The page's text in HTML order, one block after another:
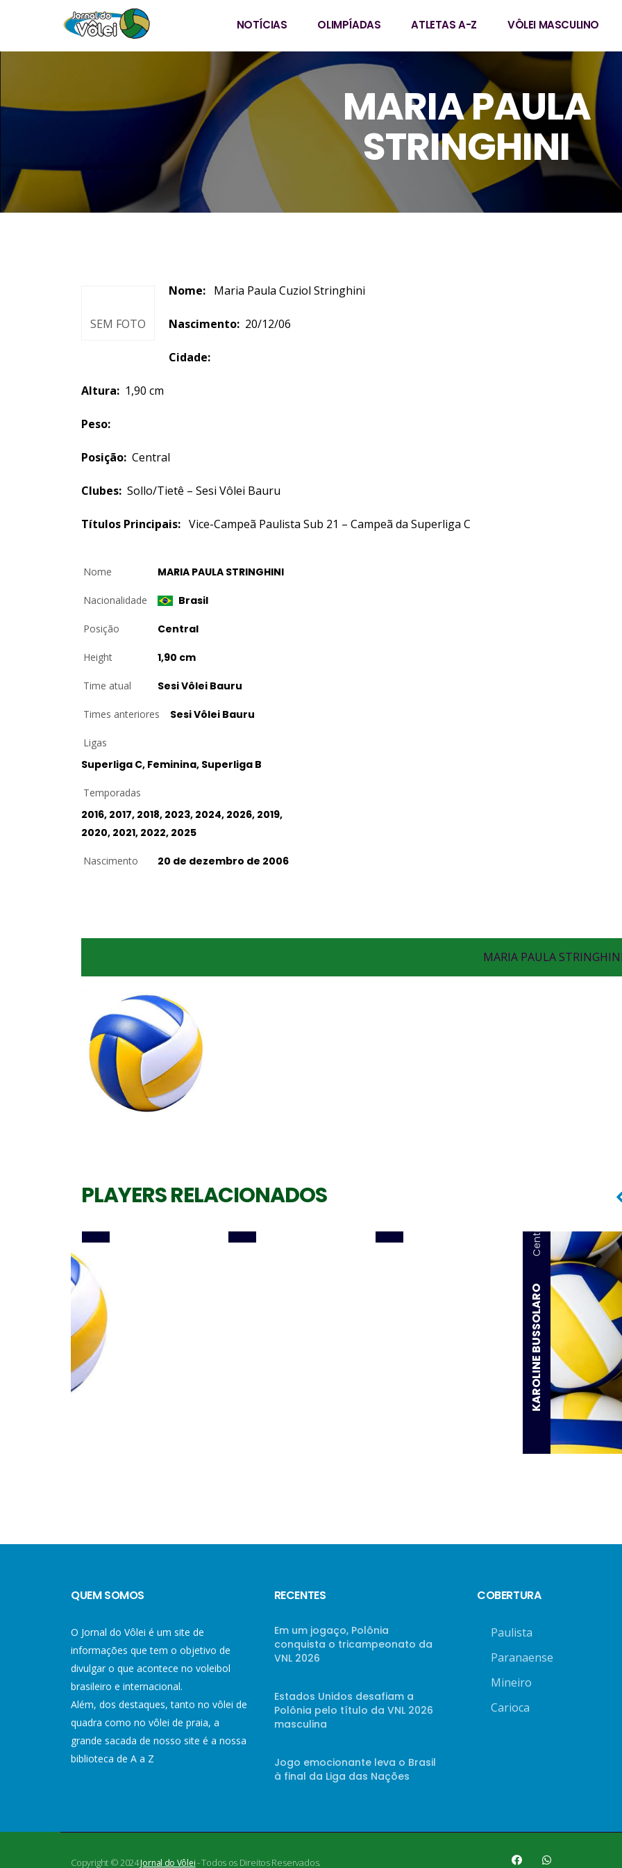
NOTÍCIAS OLIMPÍADAS ATLETAS A-Z VÔLEI MASCULINO
MARIA PAULA
STRINGHINI
SEM FOTO
Nome: Maria Paula Cuziol Stringhini
Nascimento: 20/12/06
Cidade:
Altura: 1,90 cm
Peso:
Posição: Central
Clubes: Sollo/Tietê – Sesi Vôlei Bauru
Títulos Principais: Vice-Campeã Paulista Sub 21 – Campeã da Superliga C
Nome MARIA PAULA STRINGHINI
Nacionalidade Brasil
Posição Central
Height 1,90 cm
Time atual Sesi Vôlei Bauru
Times anteriores Sesi Vôlei Bauru
Ligas
Superliga C, Feminina, Superliga B
Temporadas
2016, 2017, 2018, 2023, 2024, 2026, 2019,
2020, 2021, 2022, 2025
Nascimento 20 de dezembro de 2006
MARIA PAULA
PLAYERS RELACIONADOS
Central
KAROLINE BUSSOLARO
Central
QUEM SOMOS
O Jornal do Vôlei é um site de
informações que tem o objetivo de
divulgar o que acontece no voleibol
brasileiro e internacional.
Além, dos destaques, tanto no vôlei de
quadra como no vôlei de praia, a
grande sacada de nosso site é a nossa
biblioteca de A a Z
RECENTES
Em um jogaço, Polônia
conquista o tricampeonato da
VNL 2026
Estados Unidos desafiam a
Polônia pelo título da VNL 2026
masculina
Jogo emocionante leva o Brasil
à final da Liga das Nações
COBERTURA
Paulista
Paranaense
Mineiro
Carioca
Copyright © 2024Jornal do Vôlei- Todos os Direitos Reservados.